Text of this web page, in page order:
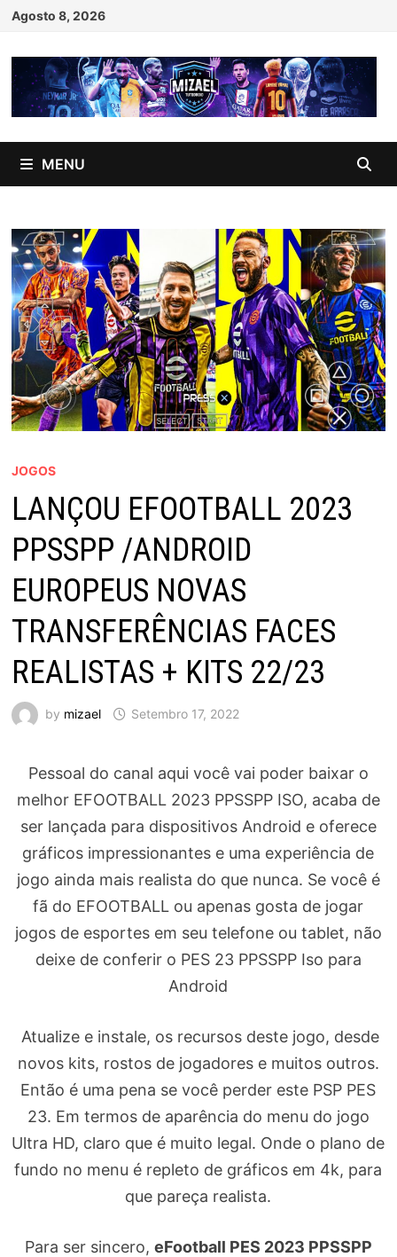
Skip
content
Agosto 8, 2026
MENU
JOGOS
LANÇOU EFOOTBALL 2023
PPSSPP /ANDROID
EUROPEUS NOVAS
TRANSFERÊNCIAS FACES
REALISTAS + KITS 22/23
by mizael Setembro 17, 2022
Pessoal do canal aqui você vai poder baixar o
melhor EFOOTBALL 2023 PPSSPP ISO, acaba de
ser lançada para dispositivos Android e oferece
gráficos impressionantes e uma experiência de
jogo ainda mais realista do que nunca. Se você é
fã do EFOOTBALL ou apenas gosta de jogar
jogos de esportes em seu telefone ou tablet, não
deixe de conferir o PES 23 PPSSPP Iso para
Android
Atualize e instale, os recursos deste jogo, desde
novos kits, rostos de jogadores e muitos outros.
Então é uma pena se você perder este PSP PES
23. Em termos de aparência do menu do jogo
Ultra HD, claro que é muito legal. Onde o plano de
fundo no menu é repleto de gráficos em 4k, para
que pareça realista.
Para ser sincero, eFootball PES 2023 PPSSPP